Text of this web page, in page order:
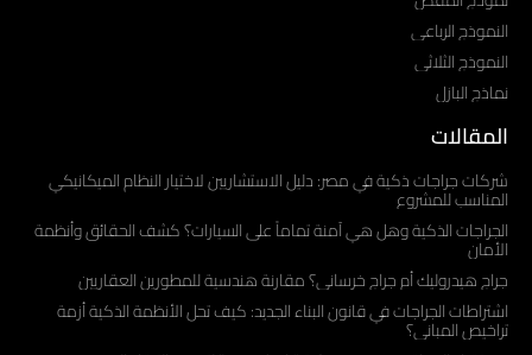
النموذج الرباعي
النموذج الثلاثي
نماذج البازل
المقالات
شركات جراجات ذكية في مصر: دليل الاستشاريين لاختيار النظام الميكانيكي
المناسب للمشروع
الجراجات الذكية وهل هي آمنة تماماً على السيارات؟ كشف الحقائق وأنظمة
الأمان
جراج هيدروليك أم جراج خرساني؟ مقارنة هندسية للمطورين العقاريين
اشتراطات الجراجات في قانون البناء الجديد: كيف تحل الأنظمة الذكية أزمة
تراخيص المباني؟